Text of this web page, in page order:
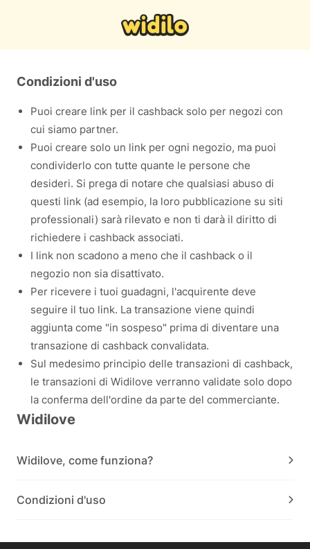
Widilove
Widilove, come funziona?
Condizioni d'uso
Condizioni d'uso
Puoi creare link per il cashback solo per negozi con
cui siamo partner.
Puoi creare solo un link per ogni negozio, ma puoi
condividerlo con tutte quante le persone che
desideri. Si prega di notare che qualsiasi abuso di
questi link (ad esempio, la loro pubblicazione su siti
professionali) sarà rilevato e non ti darà il diritto di
richiedere i cashback associati.
I link non scadono a meno che il cashback o il
negozio non sia disattivato.
Per ricevere i tuoi guadagni, l'acquirente deve
seguire il tuo link. La transazione viene quindi
aggiunta come "in sospeso" prima di diventare una
transazione di cashback convalidata.
Sul medesimo principio delle transazioni di cashback,
le transazioni di Widilove verranno validate solo dopo
la conferma dell'ordine da parte del commerciante.